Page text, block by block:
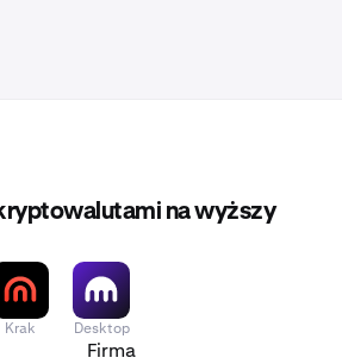
na wyższy
Krak Desktop
Firma